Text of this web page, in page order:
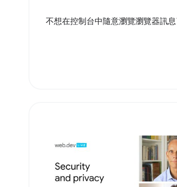
不想在控制台中隨意瀏覽瀏覽器訊息